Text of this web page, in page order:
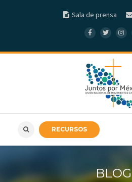
Sala de prensa
RECURSOS
BLOG